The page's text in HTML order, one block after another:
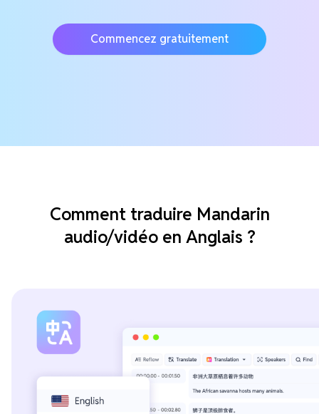
Commencez gratuitement
Comment traduire Mandarin
audio/vidéo en Anglais ?